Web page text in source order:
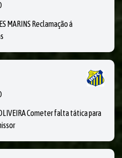
MARINS Reclamação á
Cometer falta tática para